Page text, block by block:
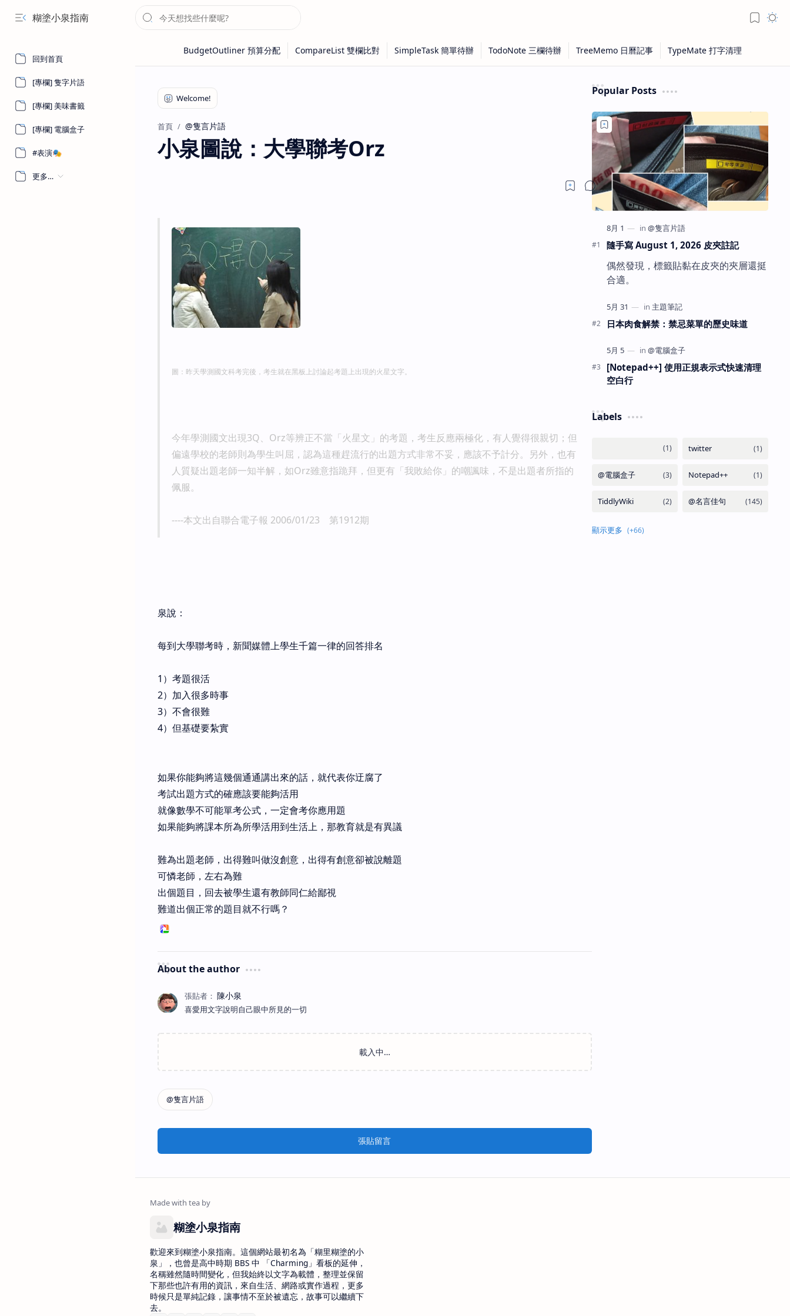
糊塗小泉指南
回到首頁
[專欄] 隻字片語
[專欄] 美味書籤
[專欄] 電腦盒子
#表演🎭
更多…
首頁 @隻言片語
小泉圖說：大學聯考Orz
圖：昨天學測國文科考完後，考生就在黑板上討論起考題上出現的火星文字。
今年學測國文出現3Q、Orz等辨正不當「火星文」的考題，考生反應兩極化，有人覺得很親切；但
偏遠學校的老師則為學生叫屈，認為這種趕流行的出題方式非常不妥，應該不予計分。另外，也有
人質疑出題老師一知半解，如Orz雖意指跪拜，但更有「我敗給你」的嘲諷味，不是出題者所指的
佩服。
----本文出自聯合電子報 2006/01/23 第1912期
泉說：
每到大學聯考時，新聞媒體上學生千篇一律的回答排名
1）考題很活
2）加入很多時事
3）不會很難
4）但基礎要紮實
如果你能夠將這幾個通通講出來的話，就代表你迂腐了
考試出題方式的確應該要能夠活用
就像數學不可能單考公式，一定會考你應用題
如果能夠將課本所為所學活用到生活上，那教育就是有異議
難為出題老師，出得難叫做沒創意，出得有創意卻被說離題
可憐老師，左右為難
出個題目，回去被學生還有教師同仁給鄙視
難道出個正常的題目就不行嗎？
About the author
喜愛用文字說明自己眼中所見的一切
張貼留言
Popular Posts
隨手寫 August 1, 2026 皮夾註記
偶然發現，標籤貼黏在皮夾的夾層還挺
合適。
日本肉食解禁：禁忌菜單的歷史味道
[Notepad++] 使用正規表示式快速清理
空白行
Labels
糊塗小泉指南
歡迎來到糊塗小泉指南。這個網站最初名為「糊里糊塗的小
泉」，也曾是高中時期 BBS 中 「Charming」看板的延伸，
名稱雖然隨時間變化，但我始終以文字為載體，整理並保留
下那些也許有用的資訊，來自生活、網路或實作過程，更多
時候只是單純記錄，讓事情不至於被遺忘，故事可以繼續下
去。